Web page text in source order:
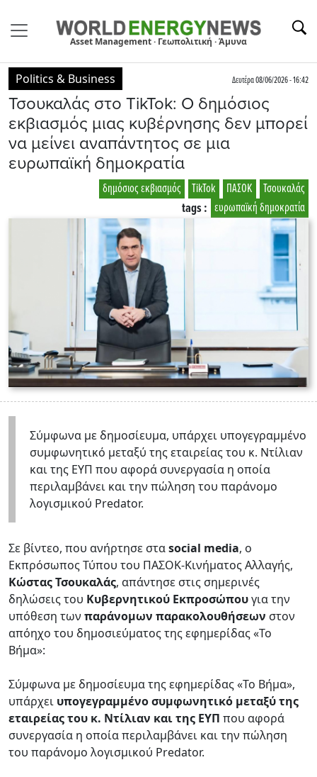
Asset Management · Γεωπολιτική · Άμυνα
Politics & Business Δευτέρα 08/06/2026 - 16:42
Τσουκαλάς στο TikTok: Ο δημόσιος
εκβιασμός μιας κυβέρνησης δεν μπορεί
να μείνει αναπάντητος σε μια
ευρωπαϊκή δημοκρατία
Τσουκαλάς
ΠΑΣΟΚ
TikTok
δημόσιος εκβιασμός
ευρωπαϊκή δημοκρατία
tags :
Σύμφωνα με δημοσίευμα, υπάρχει υπογεγραμμένο
συμφωνητικό μεταξύ της εταιρείας του κ. Ντίλιαν
και της ΕΥΠ που αφορά συνεργασία η οποία
περιλαμβάνει και την πώληση του παράνομο
λογισμικού Predator.
Σε βίντεο, που ανήρτησε σταsocial media, ο
Εκπρόσωπος Τύπου του ΠΑΣΟΚ-Κινήματος Αλλαγής,
Κώστας Τσουκαλάς, απάντησε στις σημερινές
δηλώσεις του Κυβερνητικού Εκπροσώπουγια την
υπόθεση των παράνομων παρακολουθήσεων στον
απόηχο του δημοσιεύματος της εφημερίδας «Το
Βήμα»:
Σύμφωνα με δημοσίευμα της εφημερίδας «Το Βήμα»,
υπάρχει υπογεγραμμένο συμφωνητικό μεταξύ της
εταιρείας του κ. Ντίλιαν και της ΕΥΠ που αφορά
συνεργασία η οποία περιλαμβάνει και την πώληση
του παράνομο λογισμικού Predator.